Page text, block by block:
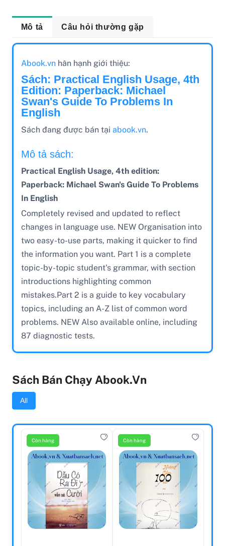
Mô tả Câu hỏi thường gặp
Abook.vnhân hạnh giới thiệu:
Sách: Practical English Usage, 4th
Edition: Paperback: Michael
Swan's Guide To Problems In
English
Sách đang được bán tại abook.vn.
Mô tả sách:
Practical English Usage, 4th edition:
Paperback: Michael Swan's Guide To Problems
In English
Completely revised and updated to reflect
changes in language use. NEW Organisation into
two easy-to-use parts, making it quicker to find
the information you want. Part 1 is a complete
topic-by-topic student's grammar, with section
introductions highlighting common
mistakes.Part 2 is a guide to key vocabulary
topics, including an A-Z list of common word
problems. NEW Also available online, including
87 diagnostic tests.
Sách Bán Chạy Abook.vn
All
Còn hàng Còn hàng